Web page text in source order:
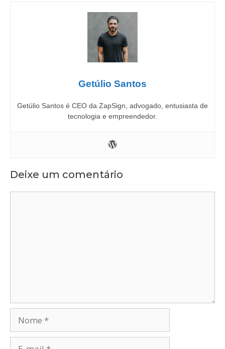
Getúlio Santos
Getúlio Santos é CEO da ZapSign, advogado, entusiasta de
tecnologia e empreendedor.
Deixe um comentário